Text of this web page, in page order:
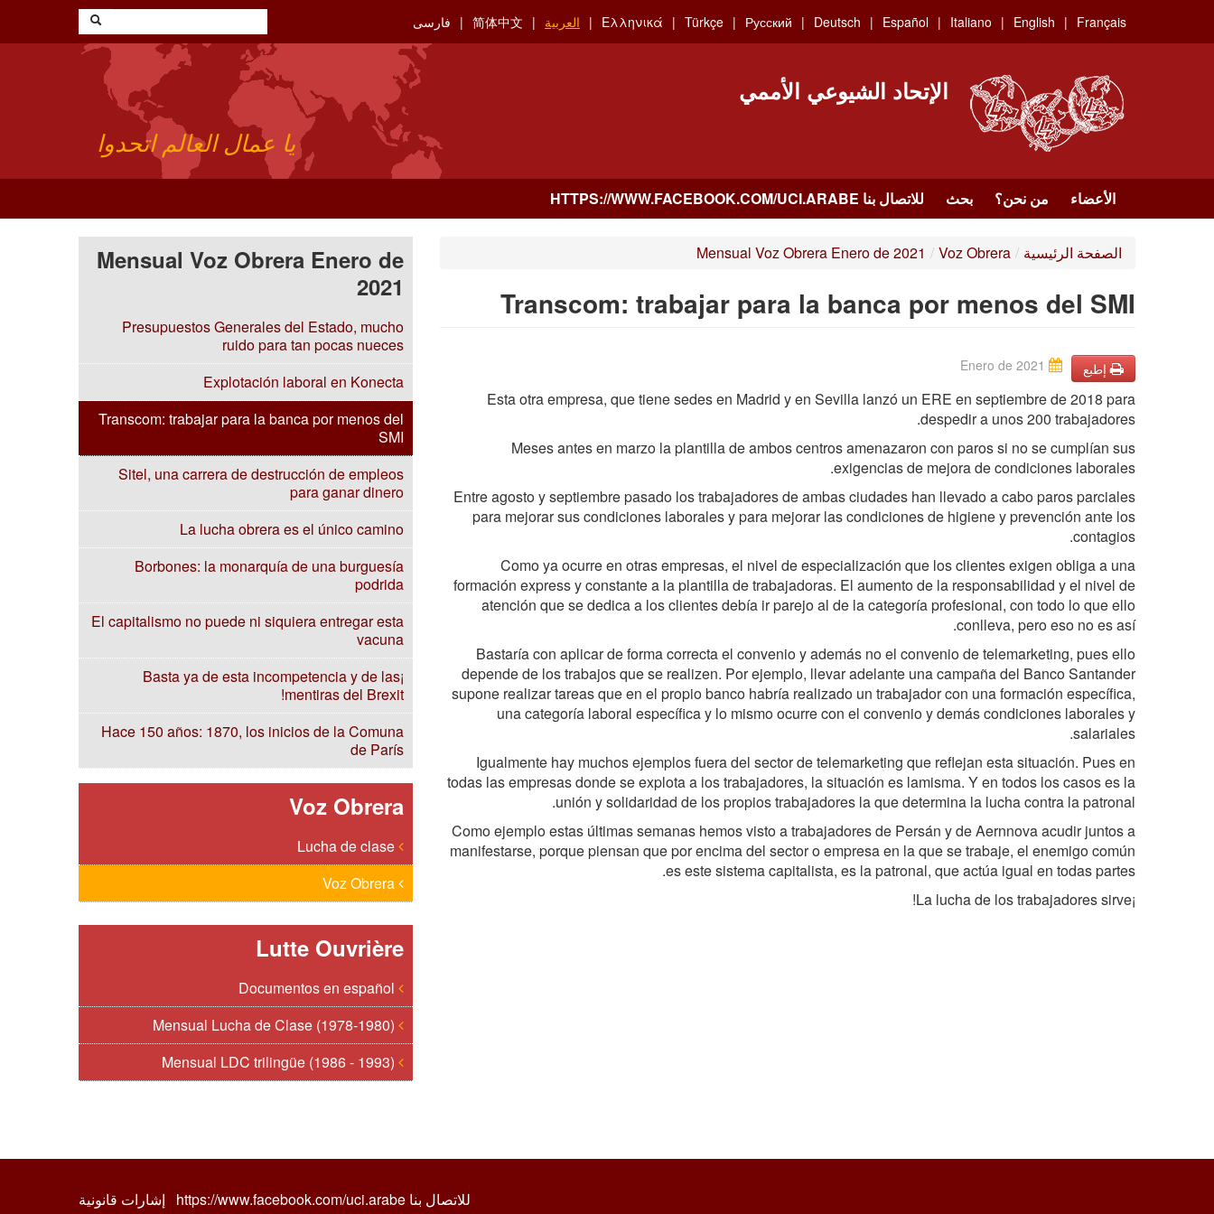
main
Français
English
Italiano
Español
Deutsch
Русский
Türkçe
Ελληνικά العربية 简体中文 فارسی
الإتحاد الشيوعي الأممي
يا عمال العالم اتحدوا
الأعضاء من نحن؟ بحث للاتصال بنا HTTPS://WWW.FACEBOOK.COM/UCI.ARABE
Mensual Voz Obrera Enero de
2021
Presupuestos Generales del Estado, mucho
ruido para tan pocas nueces
Explotación laboral en Konecta
Transcom: trabajar para la banca por menos del
SMI
Sitel, una carrera de destrucción de empleos
para ganar dinero
La lucha obrera es el único camino
Borbones: la monarquía de una burguesía
podrida
El capitalismo no puede ni siquiera entregar esta
vacuna
¡Basta ya de esta incompetencia y de las
mentiras del Brexit!
Hace 150 años: 1870, los inicios de la Comuna
de París
Voz Obrera
Lutte Ouvrière
الصفحة الرئيسية /
Voz Obrera
/
Mensual Voz Obrera Enero de 2021
Transcom: trabajar para la banca por menos del SMI
إطبع
Esta otra empresa, que tiene sedes en Madrid y en Sevilla lanzó un ERE en septiembre de 2018 para
despedir a unos 200 trabajadores.
Meses antes en marzo la plantilla de ambos centros amenazaron con paros si no se cumplían sus
exigencias de mejora de condiciones laborales.
Entre agosto y septiembre pasado los trabajadores de ambas ciudades han llevado a cabo paros parciales
para mejorar sus condiciones laborales y para mejorar las condiciones de higiene y prevención ante los
contagios.
Como ya ocurre en otras empresas, el nivel de especialización que los clientes exigen obliga a una
formación express y constante a la plantilla de trabajadoras. El aumento de la responsabilidad y el nivel de
atención que se dedica a los clientes debía ir parejo al de la categoría profesional, con todo lo que ello
conlleva, pero eso no es así.
Bastaría con aplicar de forma correcta el convenio y además no el convenio de telemarketing, pues ello
depende de los trabajos que se realizen. Por ejemplo, llevar adelante una campaña del Banco Santander
supone realizar tareas que en el propio banco habría realizado un trabajador con una formación específica,
una categoría laboral específica y lo mismo ocurre con el convenio y demás condiciones laborales y
salariales.
Igualmente hay muchos ejemplos fuera del sector de telemarketing que reflejan esta situación. Pues en
todas las empresas donde se explota a los trabajadores, la situación es lamisma. Y en todos los casos es la
unión y solidaridad de los propios trabajadores la que determina la lucha contra la patronal.
Como ejemplo estas últimas semanas hemos visto a trabajadores de Persán y de Aernnova acudir juntos a
manifestarse, porque piensan que por encima del sector o empresa en la que se trabaje, el enemigo común
es este sistema capitalista, es la patronal, que actúa igual en todas partes.
¡La lucha de los trabajadores sirve!
للاتصال بنا https://www.facebook.com/uci.arabe إشارات قانونية